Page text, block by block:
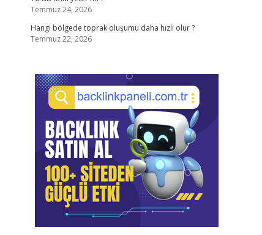
Temmuz 24, 2026
Hangi bölgede toprak oluşumu daha hızlı olur ?
Temmuz 22, 2026